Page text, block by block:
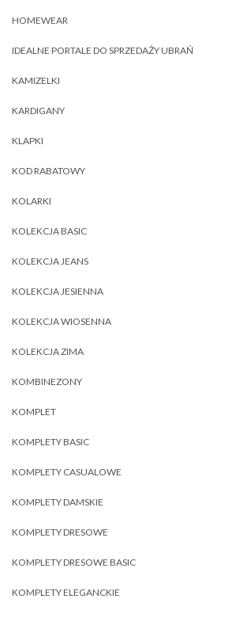
HOMEWEAR
IDEALNE PORTALE DO SPRZEDAŻY UBRAŃ
KAMIZELKI
KARDIGANY
KLAPKI
KOD RABATOWY
KOLARKI
KOLEKCJA BASIC
KOLEKCJA JEANS
KOLEKCJA JESIENNA
KOLEKCJA WIOSENNA
KOLEKCJA ZIMA
KOMBINEZONY
KOMPLET
KOMPLETY BASIC
KOMPLETY CASUALOWE
KOMPLETY DAMSKIE
KOMPLETY DRESOWE
KOMPLETY DRESOWE BASIC
KOMPLETY ELEGANCKIE